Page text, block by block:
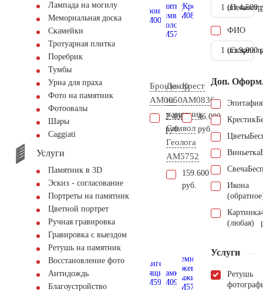
Лампада на могилу
Мемориальная доска
Скамейки
Тротуарная плитка
Поребрик
Тумбы
Урна для праха
Фото на памятник
Фотоовалы
Шары
Сaggiati
Услуги
Памятник в 3D
Эскиз - согласование
Портреты на памятник
Цветной портрет
Ручная гравировка
Гравировка с выездом
Ретушь на памятник
Восстановление фото
Антидождь
Благоустройство
Бронза
AM0050
2.400
руб.
Декор
на
памятник
Символ
Геолога
AM5752
159.600
руб.
Крест
AM0836
46.000
руб.
1 шт.4.500
ФИО
1 шт.9.000
Доп.
Эпитафия
Крестик
Цветы
Виньетка
Свеча
Икона
Картинка
(любая)
Услуги
Ретушь